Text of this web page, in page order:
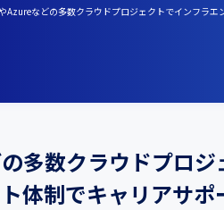
などの多数クラウドプロジェクトでインフラ
多数クラウドプロ
体制でキャリアサ